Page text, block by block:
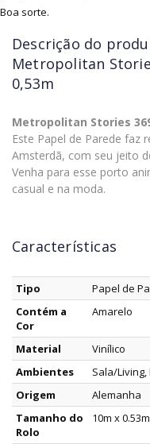
Boa sorte.
Descrição do
Metropolitan
0,53m
Metropolitan Stories
Este Papel de Parede faz
Amsterdã, com seu jeito
Venha para esse porto
casual e na moda.
Características
Tipo
Papel de
Contém a
Cor
Amarelo
Material
Vinílico
Ambientes
Sala/Living,
Origem
Alemanha
Tamanho do
Rolo
10m x 0.53m